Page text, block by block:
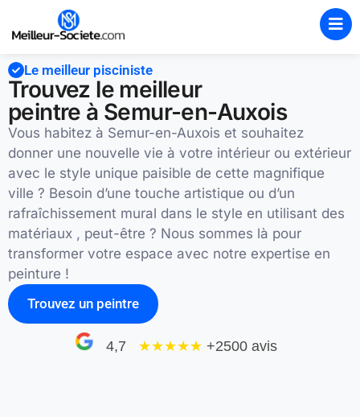
Le meilleur pisciniste
Trouvez le meilleur
peintre à Semur-en-Auxois
Vous habitez à Semur-en-Auxois et souhaitez
donner une nouvelle vie à votre intérieur ou extérieur
avec le style unique paisible de cette magnifique
ville ? Besoin d’une touche artistique ou d’un
rafraîchissement mural dans le style en utilisant des
matériaux , peut-être ? Nous sommes là pour
transformer votre espace avec notre expertise en
peinture !
Trouvez un peintre
4,7 ★★★★★ +2500 avis